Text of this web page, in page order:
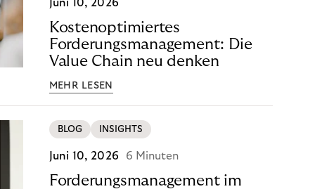
Juni 10, 2026
Kostenoptimiertes
Forderungsmanagement: Die
Value Chain neu denken
MEHR LESEN
BLOG INSIGHTS
Juni 10, 2026 6 Minuten
Forderungsmanagement im